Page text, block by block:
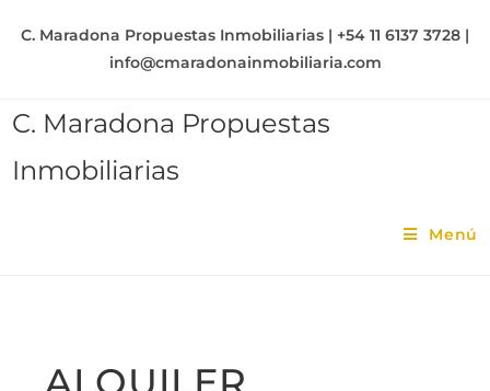
C. Maradona Propuestas Inmobiliarias | +54 11 6137 3728 |
info@cmaradonainmobiliaria.com
C. Maradona Propuestas
Inmobiliarias
Menú